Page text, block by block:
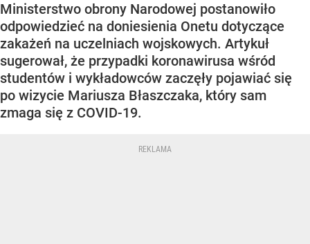
Ministerstwo obrony Narodowej postanowiło
odpowiedzieć na doniesienia Onetu dotyczące
zakażeń na uczelniach wojskowych. Artykuł
sugerował, że przypadki koronawirusa wśród
studentów i wykładowców zaczęły pojawiać się
po wizycie Mariusza Błaszczaka, który sam
zmaga się z COVID-19.